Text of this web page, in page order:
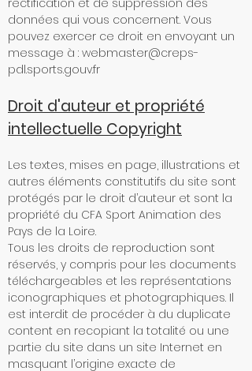
rectification et de suppression des
données qui vous concernent. Vous
pouvez exercer ce droit en envoyant un
message à : webmaster@creps-
pdl.sports.gouv.fr
Droit d'auteur et propriété
intellectuelle Copyright
Les textes, mises en page, illustrations et
autres éléments constitutifs du site sont
protégés par le droit d’auteur et sont la
propriété du CFA Sport Animation des
Pays de la Loire.
Tous les droits de reproduction sont
réservés, y compris pour les documents
téléchargeables et les représentations
iconographiques et photographiques. Il
est interdit de procéder à du duplicate
content en recopiant la totalité ou une
partie du site dans un site Internet en
masquant l’origine exacte de